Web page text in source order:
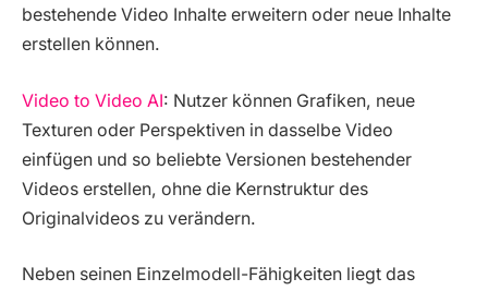
bestehende Video Inhalte erweitern oder neue Inhalte
erstellen können.
Video to Video AI: Nutzer können Grafiken, neue
Texturen oder Perspektiven in dasselbe Video
einfügen und so beliebte Versionen bestehender
Videos erstellen, ohne die Kernstruktur des
Originalvideos zu verändern.
Neben seinen Einzelmodell-Fähigkeiten liegt das